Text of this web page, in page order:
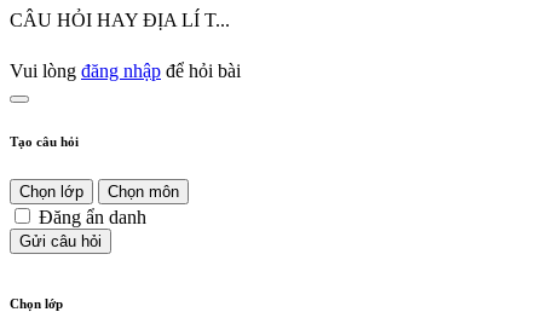
CÂU HỎI HAY ĐỊA LÍ T...
Vui lòng đăng nhập để hỏi bài
Tạo câu hỏi
Chọn lớp Chọn môn
Đăng ẩn danh
Gửi câu hỏi
Chọn lớp